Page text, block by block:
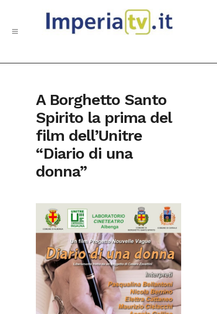
A Borghetto Santo
Spirito la prima del
film dell’Unitre
“Diario di una
donna”